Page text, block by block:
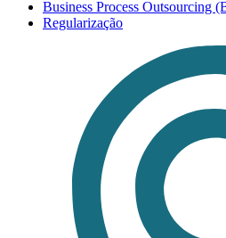
Business Process Outsourcing
Regularização